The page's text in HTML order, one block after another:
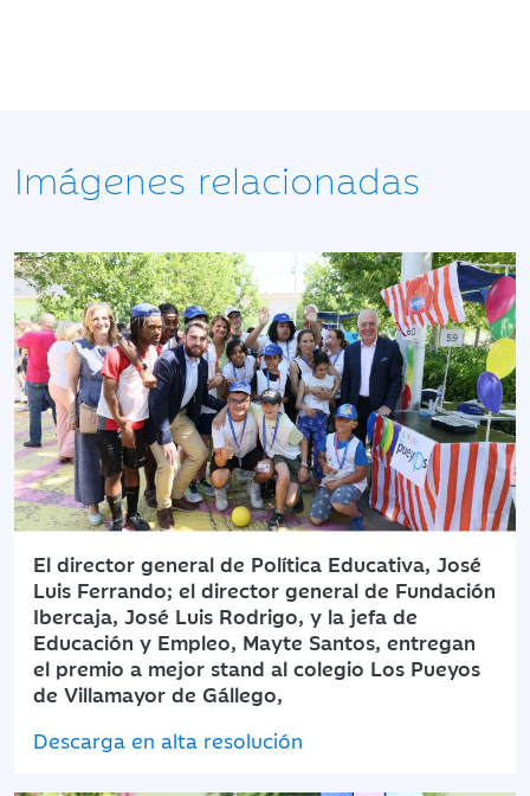
Imágenes relacionadas
El director general de Política Educativa, José
Luis Ferrando; el director general de Fundación
Ibercaja, José Luis Rodrigo, y la jefa de
Educación y Empleo, Mayte Santos, entregan
el premio a mejor stand al colegio Los Pueyos
de Villamayor de Gállego,
Descarga en alta resolución